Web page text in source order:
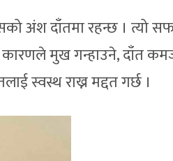
अंश दाँतमा रहन्छ । त्यो
मुख गन्हाउने, दाँत
स्वस्थ राख्न मद्दत गर्छ ।